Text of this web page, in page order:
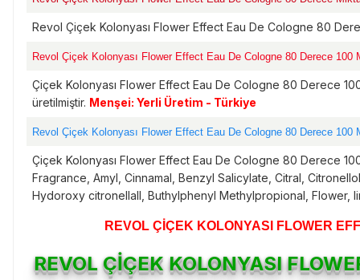
Revol Çiçek Kolonyası Flower Effect Eau De Cologne 80
Revol Çiçek Kolonyası Flower Effect Eau De Cologne 80 Derece 100
Çiçek Kolonyası Flower Effect Eau De Cologne 80 Derece
üretilmiştir. Menşei: Yerli Üretim - Türkiye
Revol Çiçek Kolonyası Flower Effect Eau De Cologne 80 Derece 100
Çiçek Kolonyası Flower Effect Eau De Cologne 80 Derece
Fragrance, Amyl, Cinnamal, Benzyl Salicylate, Citral,
Hydoroxy citronellall, Buthylphenyl Methylpropional, Flower,
REVOL ÇİÇEK KOLONYASI FLOWER
REVOL ÇİÇEK KOLONYASI